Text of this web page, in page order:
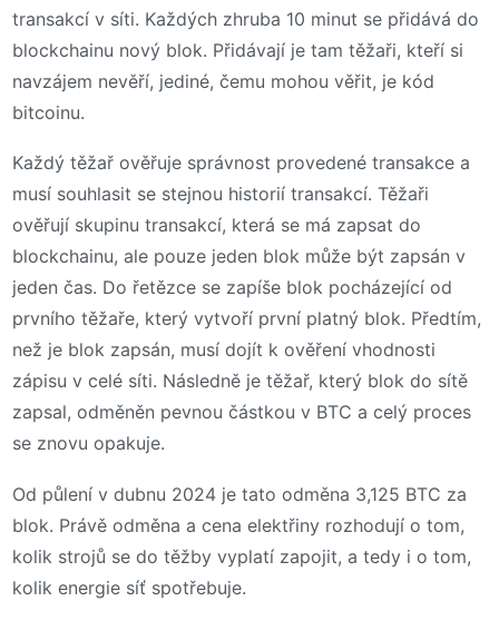
transakcí v síti. Každých zhruba 10 minut se přidává do
blockchainu nový blok. Přidávají je tam těžaři, kteří si
navzájem nevěří, jediné, čemu mohou věřit, je kód
bitcoinu.
Každý těžař ověřuje správnost provedené transakce a
musí souhlasit se stejnou historií transakcí. Těžaři
ověřují skupinu transakcí, která se má zapsat do
blockchainu, ale pouze jeden blok může být zapsán v
jeden čas. Do řetězce se zapíše blok pocházející od
prvního těžaře, který vytvoří první platný blok. Předtím,
než je blok zapsán, musí dojít k ověření vhodnosti
zápisu v celé síti. Následně je těžař, který blok do sítě
zapsal, odměněn pevnou částkou v BTC a celý proces
se znovu opakuje.
Od půlení v dubnu 2024 je tato odměna 3,125 BTC za
blok. Právě odměna a cena elektřiny rozhodují o tom,
kolik strojů se do těžby vyplatí zapojit, a tedy i o tom,
kolik energie síť spotřebuje.